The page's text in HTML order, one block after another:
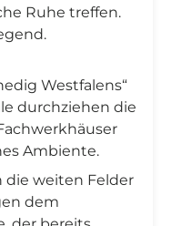
Ruhe treffen.
Westfalens“
durchziehen die
Ambiente.
die weiten Felder
dem